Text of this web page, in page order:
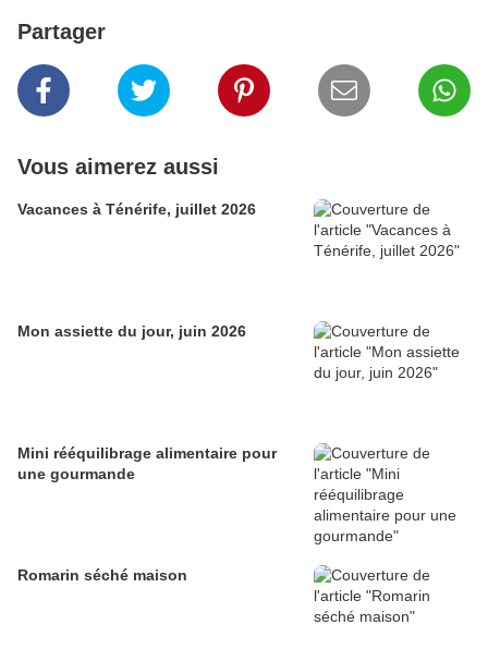
Partager
Vous aimerez aussi
Vacances à Ténérife, juillet 2026
Mon assiette du jour, juin 2026
Mini rééquilibrage alimentaire pour
une gourmande
Romarin séché maison